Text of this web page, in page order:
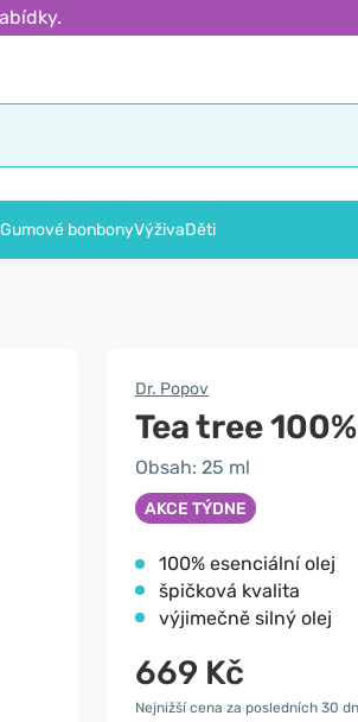
Gumové bonbonyVýživaDěti
Dr. Popov
Tea tree
Obsah: 25 ml
AKCE TÝDNE
100% esenciální olej
špičková kvalita
výjimečně silný olej
669 Kč
Nejnižší cena za posledních 30